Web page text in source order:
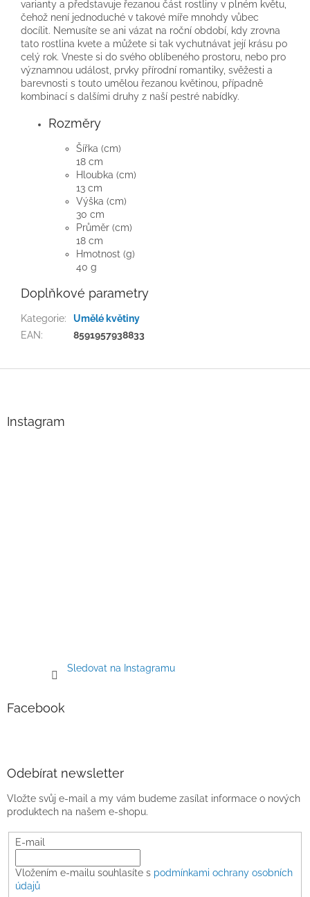
varianty a představuje řezanou část rostliny v plném květu,
čehož není jednoduché v takové míře mnohdy vůbec
docílit. Nemusíte se ani vázat na roční období, kdy zrovna
tato rostlina kvete a můžete si tak vychutnávat její krásu po
celý rok. Vneste si do svého oblíbeného prostoru, nebo pro
významnou událost, prvky přírodní romantiky, svěžesti a
barevnosti s touto umělou řezanou květinou, případně
kombinací s dalšími druhy z naší pestré nabídky.
Rozměry
Šířka (cm)
18 cm
Hloubka (cm)
13 cm
Výška (cm)
30 cm
Průměr (cm)
18 cm
Hmotnost (g)
40 g
Doplňkové parametry
Kategorie:
Umělé květiny
EAN: 8591957938833
Instagram
Sledovat na Instagramu
Facebook
Odebírat newsletter
Vložte svůj e-mail a my vám budeme zasílat informace o nových
produktech na našem e-shopu.
E-mail
Vložením e-mailu souhlasíte s podmínkami ochrany osobních
údajů